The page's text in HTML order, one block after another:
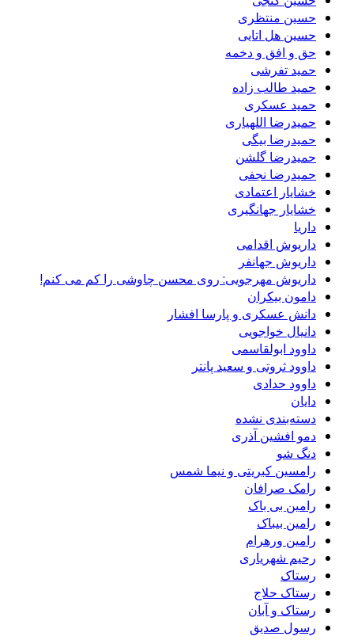
حسین منتظری
حسین ھل اتایی
حق و افق و دخمه
حمید تفرشی
حمید طالب زاده
حمید عسکری
حمیدرضا اللهیاری
حمیدرضا بیگی
حمیدرضا گلشن
حمیدرضا نجفی
خشایار اعتمادی
خشایار جهانگیری
داریا
داریوش اقدامی
داریوش جهانفر
داریوش مهرجویی: روی محسن چاوشی را کم می کنم!
دامون بیکران
دانش عسکری و پارسا افشار
دانیال خواجویی
داوود ابولقاسمی
داوود ثروتی و سعید پانتر
داوود حدادی
دایان
دسته‌بندی نشده
دمو افشین آذری
دنگ شو
رامسین کبریتی و نیما شمس
رامک صرافان
رامین بی باک
رامین بیباک
رامین ورهرام
رحیم شهریاری
رستاک
رستاک حلاج
رستاک و آبان
رسول صدیق